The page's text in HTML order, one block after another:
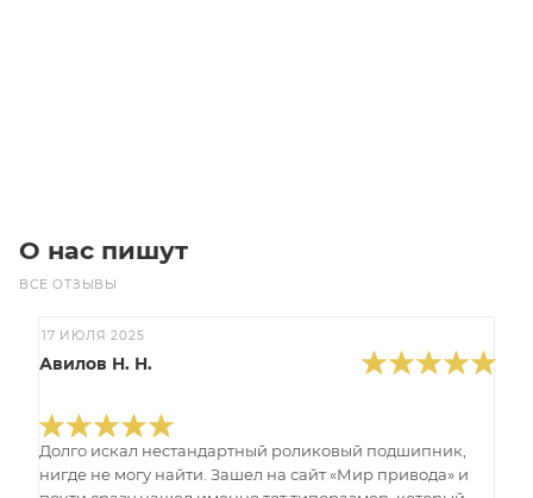
О нас пишут
ВСЕ ОТЗЫВЫ
17 ИЮЛЯ 2025
Авилов Н. Н.
Долго искал нестандартный роликовый подшипник,
нигде не могу найти. Зашел на сайт «Мир привода» и